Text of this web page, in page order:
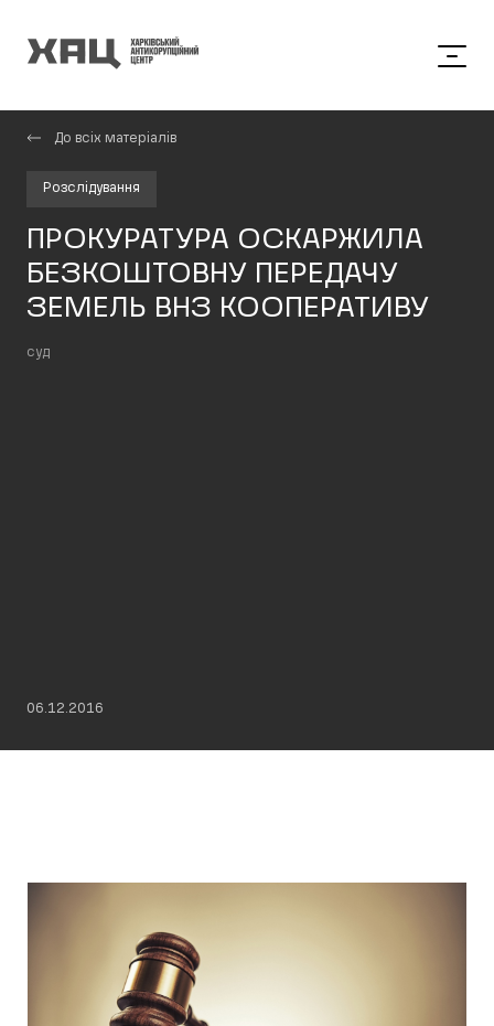
До всіх матеріалів
Розслідування
ПРОКУРАТУРА ОСКАРЖИЛА
БЕЗКОШТОВНУ ПЕРЕДАЧУ
ЗЕМЕЛЬ ВНЗ КООПЕРАТИВУ
суд
06.12.2016